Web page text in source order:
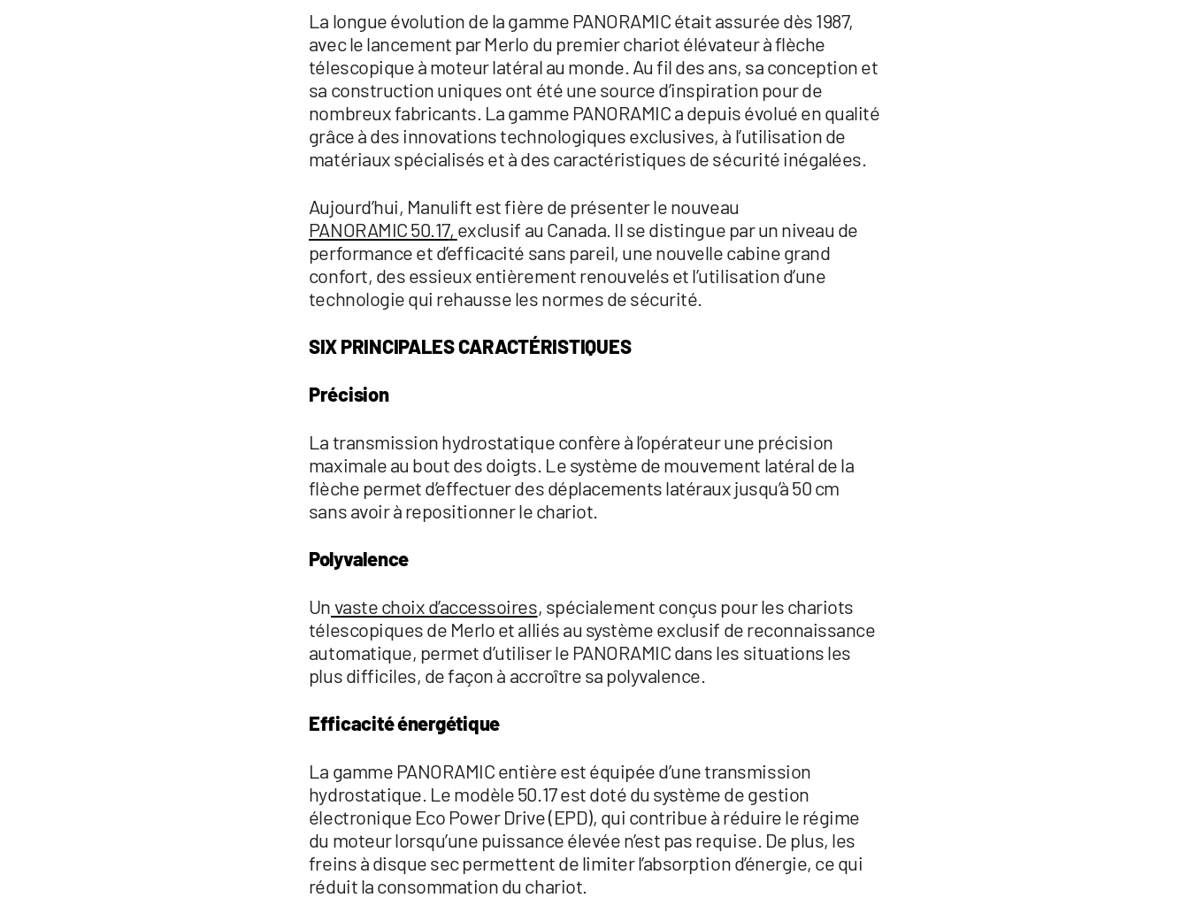
La longue évolution de la gamme PANORAMIC était assurée dès 1987,
avec le lancement par Merlo du premier chariot élévateur à flèche
télescopique à moteur latéral au monde. Au fil des ans, sa conception et
sa construction uniques ont été une source d’inspiration pour de
nombreux fabricants. La gamme PANORAMIC a depuis évolué en qualité
grâce à des innovations technologiques exclusives, à l’utilisation de
matériaux spécialisés et à des caractéristiques de sécurité inégalées.
Aujourd’hui, Manulift est fière de présenter le nouveau
PANORAMIC 50.17, exclusif au Canada. Il se distingue par un niveau de
performance et d’efficacité sans pareil, une nouvelle cabine grand
confort, des essieux entièrement renouvelés et l’utilisation d’une
technologie qui rehausse les normes de sécurité.
SIX PRINCIPALES CARACTÉRISTIQUES
Précision
La transmission hydrostatique confère à l’opérateur une précision
maximale au bout des doigts. Le système de mouvement latéral de la
flèche permet d’effectuer des déplacements latéraux jusqu’à 50 cm
sans avoir à repositionner le chariot.
Polyvalence
Unvaste choix d’accessoires, spécialement conçus pour les chariots
télescopiques de Merlo et alliés au système exclusif de reconnaissance
automatique, permet d’utiliser le PANORAMIC dans les situations les
plus difficiles, de façon à accroître sa polyvalence.
Efficacité énergétique
La gamme PANORAMIC entière est équipée d’une transmission
hydrostatique. Le modèle 50.17 est doté du système de gestion
électronique Eco Power Drive (EPD), qui contribue à réduire le régime
du moteur lorsqu’une puissance élevée n’est pas requise. De plus, les
freins à disque sec permettent de limiter l’absorption d’énergie, ce qui
réduit la consommation du chariot.